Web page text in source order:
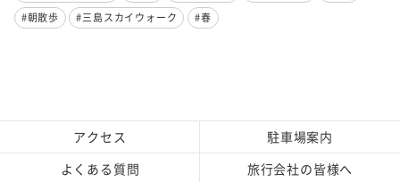
#朝散歩
#三島スカイウォーク #春
アクセス
駐車場案内
よくある質問
旅行会社の皆様へ